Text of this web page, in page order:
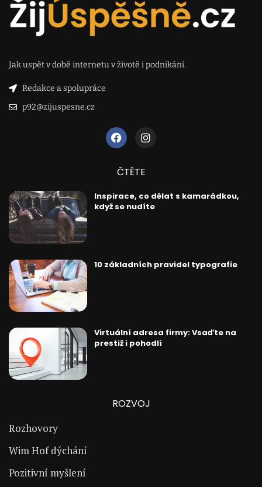
Jak uspět v době internetu v životě i podnikání.
Redakce a spolupráce
p92@zijuspesne.cz
ČTĚTE
Inspirace, co dělat s kamarádkou,
když se nudíte
10 základních pravidel typografie
Virtuální adresa firmy: Vsaďte na
prestiž i pohodlí
ROZVOJ
Rozhovory
Wim Hof dýchání
Pozitivní myšlení